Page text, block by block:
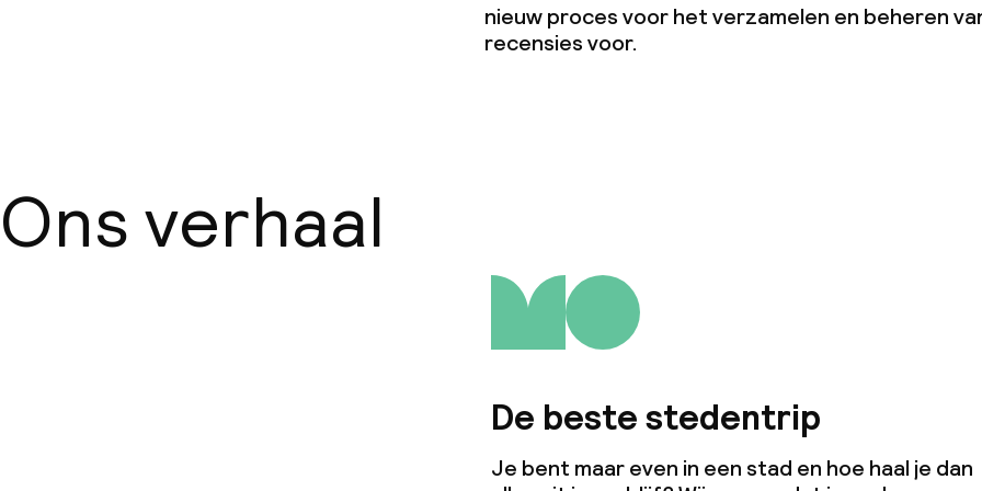
nieuw proces voor het verzamelen en beheren
recensies voor.
Ons verhaal
De beste stedentrip
Je bent maar even in een stad en hoe haal je dan